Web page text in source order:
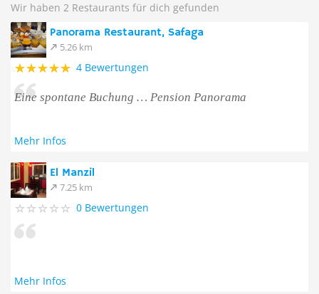
Wir haben 2 Restaurants für dich gefunden
Panorama Restaurant, Safaga
5.26 km
4 Bewertungen
Eine spontane Buchung … Pension Panorama
Mehr Infos
El Manzil
7.25 km
0 Bewertungen
Mehr Infos